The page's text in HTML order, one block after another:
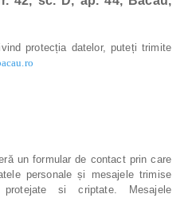
protecția datelor, puteți trimite
un formular de contact prin care
personale și mesajele trimise
si criptate. Mesajele